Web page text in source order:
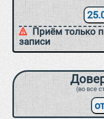
Приём только
записи
(во все